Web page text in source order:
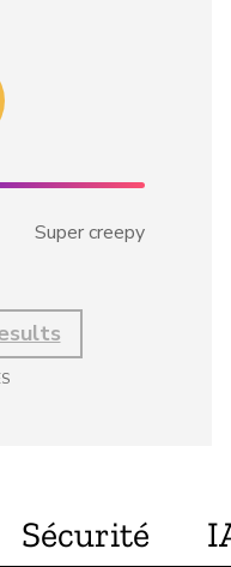
Super creepy
Sécurité